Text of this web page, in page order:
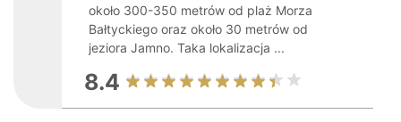
około 300-350 metrów od plaż Morza
Bałtyckiego oraz około 30 metrów od
jeziora Jamno. Taka lokalizacja ...
8.4